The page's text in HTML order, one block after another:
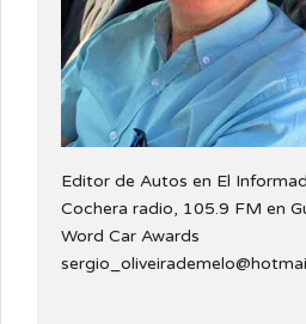
Editor de Autos en El
Cochera radio, 105.9 FM en
Word Car Awards